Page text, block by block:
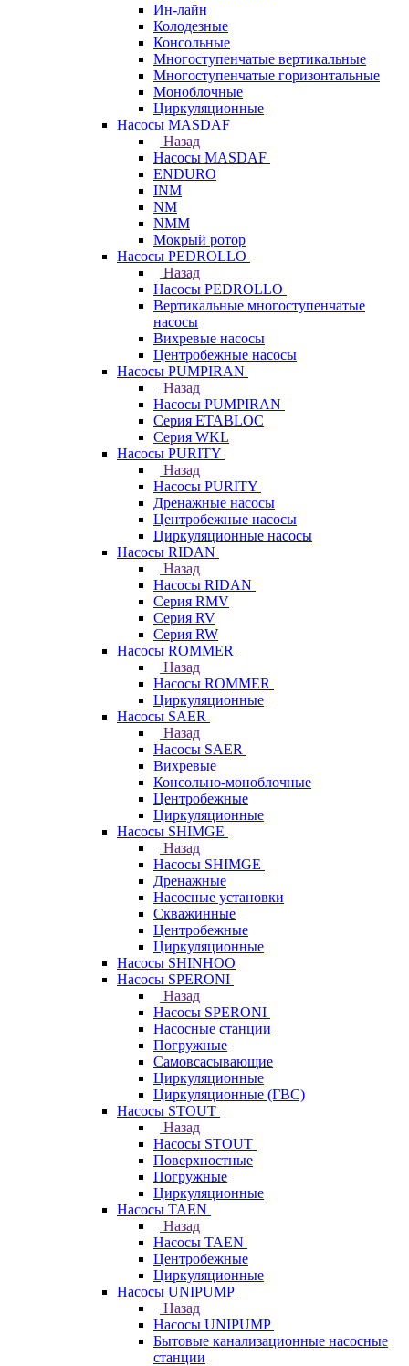
Ин-лайн
Колодезные
Консольные
Многоступенчатые вертикальные
Многоступенчатые горизонтальные
Моноблочные
Циркуляционные
Насосы MASDAF
Назад
Насосы MASDAF
ENDURO
INM
NM
NMM
Мокрый ротор
Насосы PEDROLLO
Назад
Насосы PEDROLLO
Вертикальные многоступенчатые
насосы
Вихревые насосы
Центробежные насосы
Насосы PUMPIRAN
Назад
Насосы PUMPIRAN
Серия ETABLOC
Серия WKL
Насосы PURITY
Назад
Насосы PURITY
Дренажные насосы
Центробежные насосы
Циркуляционные насосы
Насосы RIDAN
Назад
Насосы RIDAN
Серия RMV
Серия RV
Серия RW
Насосы ROMMER
Назад
Насосы ROMMER
Циркуляционные
Насосы SAER
Назад
Насосы SAER
Вихревые
Консольно-моноблочные
Центробежные
Циркуляционные
Насосы SHIMGE
Назад
Насосы SHIMGE
Дренажные
Насосные установки
Скважинные
Центробежные
Циркуляционные
Насосы SHINHOO
Насосы SPERONI
Назад
Насосы SPERONI
Насосные станции
Погружные
Самовсасывающие
Циркуляционные
Циркуляционные (ГВС)
Насосы STOUT
Назад
Насосы STOUT
Поверхностные
Погружные
Циркуляционные
Насосы TAEN
Назад
Насосы TAEN
Центробежные
Циркуляционные
Насосы UNIPUMP
Назад
Насосы UNIPUMP
Бытовые канализационные насосные
станции